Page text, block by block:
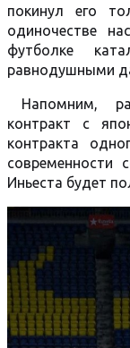
покинул его
одиночестве
футболке
равнодушными
Напомним,
контракт с
контракта
современности
Иньеста будет